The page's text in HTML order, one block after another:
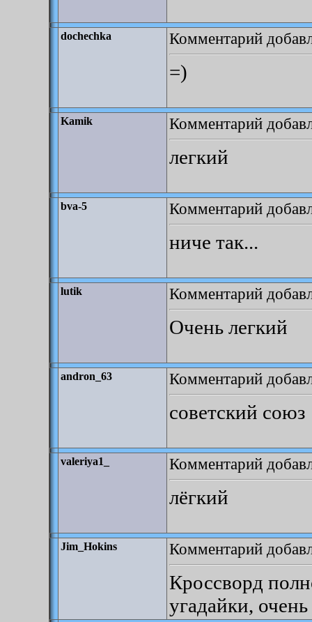
dochechka Комментарий
=)
Kamik Комментарий
легкий
bva-5 Комментарий
ниче так...
lutik Комментарий
Очень легкий
andron_63 Комментарий
советский союз
valeriya1_ Комментарий
лёгкий
Jim_Hokins Комментарий
Кроссворд
угадайки,